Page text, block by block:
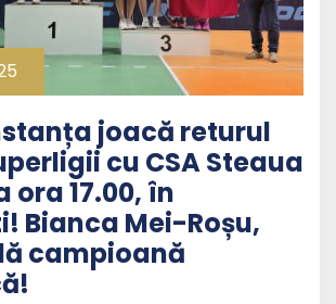
joacă returul
cu CSA Steaua
ora 17.00, în
Bianca Mei-Roșu,
campioană